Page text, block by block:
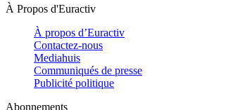
À Propos d'Euractiv
À propos d’Euractiv
Contactez-nous
Mediahuis
Communiqués de presse
Publicité politique
Abonnements